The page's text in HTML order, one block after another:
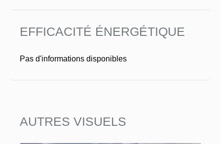
EFFICACITÉ ÉNERGÉTIQUE
Pas d'informations disponibles
AUTRES VISUELS